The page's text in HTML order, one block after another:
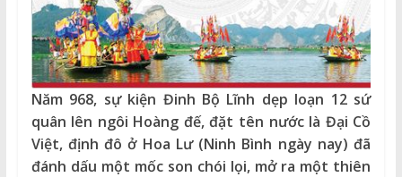
Năm 968, sự kiện Đinh Bộ Lĩnh dẹp loạn 12 sứ
quân lên ngôi Hoàng đế, đặt tên nước là Đại Cồ
Việt, định đô ở Hoa Lư (Ninh Bình ngày nay) đã
đánh dấu một mốc son chói lọi, mở ra một thiên